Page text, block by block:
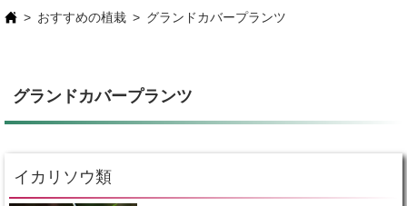
おすすめの植栽 グランドカバープランツ
グランドカバープランツ
イカリソウ類